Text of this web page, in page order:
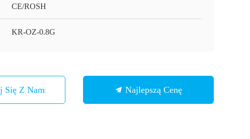
CE/ROSH
KR-OZ-0.8G
Się Z Nami Najlepszą Cenę